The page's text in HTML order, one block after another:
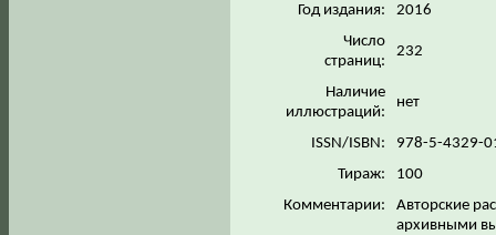
Год издания:
2016
Число
страниц:
232
Наличие
иллюстраций:
нет
ISSN/ISBN:
978-5-4329-
Тираж:
100
Комментарии:
Авторские
архивными